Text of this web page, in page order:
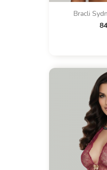
Bracli